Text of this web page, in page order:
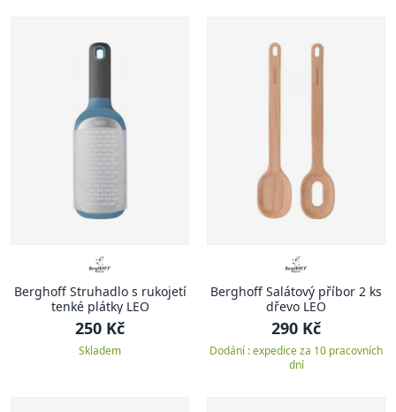
Berghoff Struhadlo s rukojetí
tenké plátky LEO
250 Kč
Skladem
Berghoff Salátový příbor 2 ks
dřevo LEO
290 Kč
Dodání : expedice za 10 pracovních
dní